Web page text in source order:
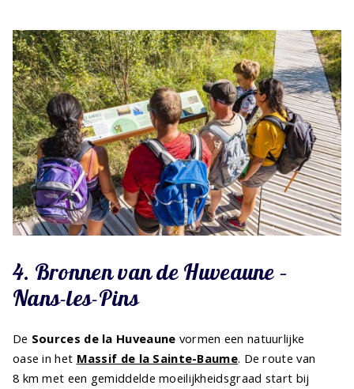
4. Bronnen van de Huveaune –
Nans-les-Pins
De Sources de la Huveaune vormen een natuurlijke
oase in het Massif de la Sainte-Baume. De route van
8 km met een gemiddelde moeilijkheidsgraad start bij